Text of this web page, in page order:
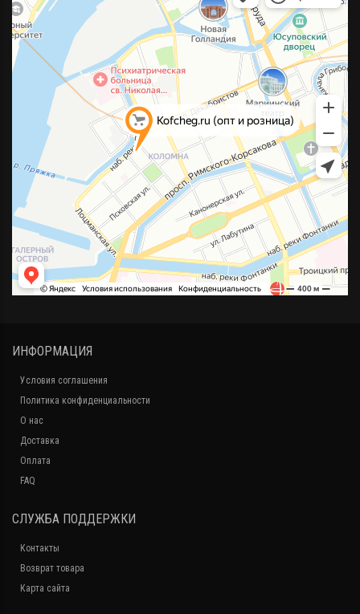
ИНФОРМАЦИЯ
Условия соглашения
Политика конфиденциальности
О нас
Доставка
Оплата
FAQ
СЛУЖБА ПОДДЕРЖКИ
Контакты
Возврат товара
Карта сайта